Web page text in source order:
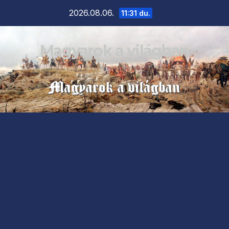
2026.08.06. 11:31 du.
Magyarok a világban